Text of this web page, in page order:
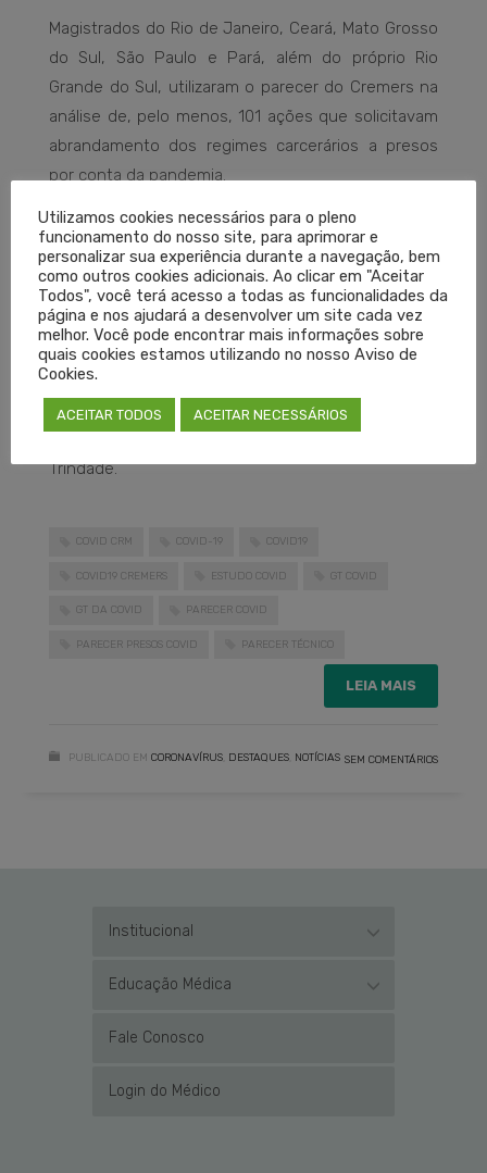
Magistrados do Rio de Janeiro, Ceará, Mato Grosso
do Sul, São Paulo e Pará, além do próprio Rio
Grande do Sul, utilizaram o parecer do Cremers na
análise de, pelo menos, 101 ações que solicitavam
abrandamento dos regimes carcerários a presos
por conta da pandemia.
“Nosso Grupo de Trabalho para Enfrentamento à
Covid-19 é formado por médicos com larga
experiência em Infectologia, Medicina Intensiva e
em Emergência, e produziu um documento
eminentemente técnico. E o seu acolhimento pelo
Judiciário mostra que havia carência de
informações técnicas para auxiliar os magistrados a
Trindade.
COVID CRM COVID-19 COVID19
COVID19 CREMERS ESTUDO COVID GT COVID
GT DA COVID PARECER COVID
PARECER PRESOS COVID PARECER TÉCNICO
LEIA MAIS
PUBLICADO EM CORONAVÍRUS DESTAQUES NOTÍCIAS SEM COMENTÁRIOS
Institucional
Educação Médica
Fale Conosco
Login do Médico
Utilizamos cookies necessários para o pleno
funcionamento do nosso site, para aprimorar e
personalizar sua experiência durante a navegação, bem
como outros cookies adicionais. Ao clicar em "Aceitar
Todos", você terá acesso a todas as funcionalidades da
página e nos ajudará a desenvolver um site cada vez
melhor. Você pode encontrar mais informações sobre
quais cookies estamos utilizando no nosso Aviso de
Cookies.
ACEITAR TODOS ACEITAR NECESSÁRIOS